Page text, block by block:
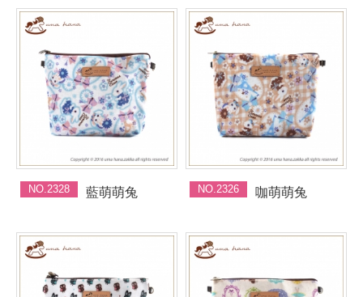
NO.2328 藍萌萌兔 NO.2326 咖萌萌兔